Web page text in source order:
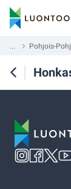
... Pohjois-